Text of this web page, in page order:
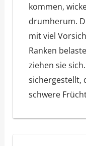
kommen,
drumherum.
mit viel
Ranken
ziehen sie
sichergestellt,
schwere